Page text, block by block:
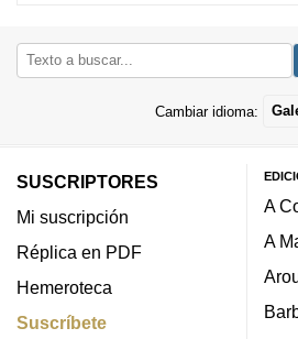
Cambiar idioma:
SUSCRIPTORES
Mi suscripción
Réplica en PDF
Hemeroteca
Suscríbete
A
A